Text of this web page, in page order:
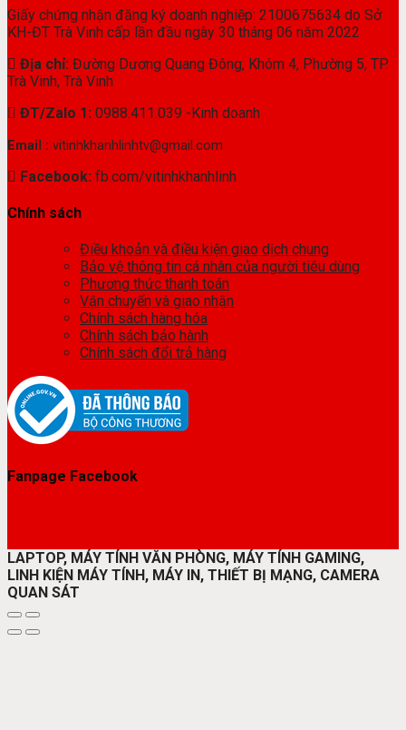
Giấy chứng nhận đăng ký doanh nghiệp: 2100675634 do Sở
KH-ĐT Trà Vinh cấp lần đầu ngày 30 tháng 06 năm 2022
Địa chỉ: Đường Dương Quang Đông, Khóm 4, Phường 5, TP.
Trà Vinh, Trà Vinh
ĐT/Zalo 1: 0988.411.039 -Kinh doanh
Email : vitinhkhanhlinhtv@gmail.com
Facebook: fb.com/vitinhkhanhlinh
Chính sách
Điều khoản và điều kiện giao dịch chung
Bảo vệ thông tin cá nhân của người tiêu dùng
Phương thức thanh toán
Vận chuyển và giao nhận
Chính sách hàng hóa
Chính sách bảo hành
Chính sách đổi trả hàng
Fanpage Facebook
LAPTOP, MÁY TÍNH VĂN PHÒNG, MÁY TÍNH GAMING,
LINH KIỆN MÁY TÍNH, MÁY IN, THIẾT BỊ MẠNG, CAMERA
QUAN SÁT